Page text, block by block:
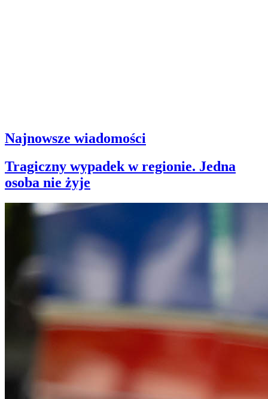
Najnowsze wiadomości
Tragiczny wypadek w regionie. Jedna
osoba nie żyje